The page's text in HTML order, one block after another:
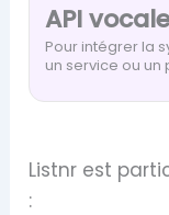
API
Pour intégrer la
un service ou
Listnr est
: